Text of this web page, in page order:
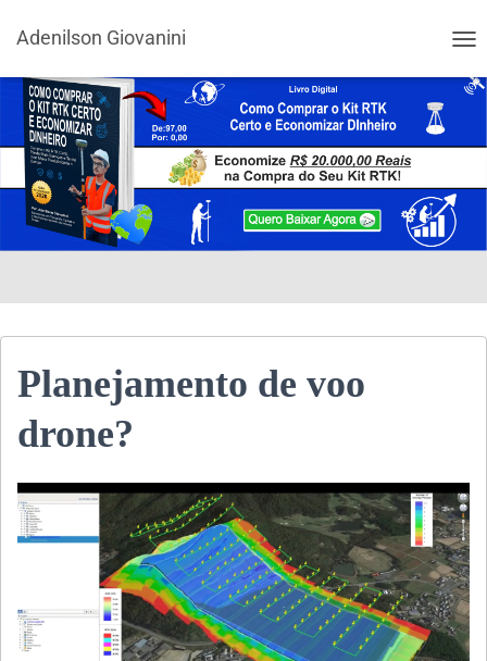
Adenilson Giovanini
Planejamento de voo
drone?